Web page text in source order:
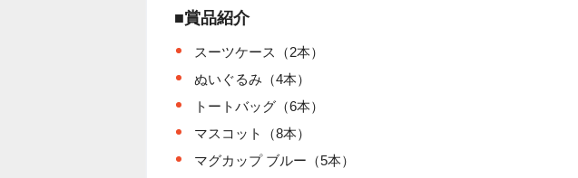
■賞品紹介
スーツケース（2本）
ぬいぐるみ（4本）
トートバッグ（6本）
マスコット（8本）
マグカップ ブルー（5本）